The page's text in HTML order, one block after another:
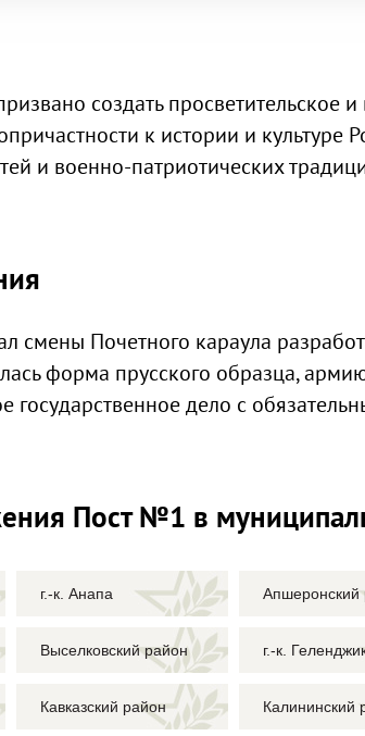
создать просветительское
к истории и
и военно-патриотических
смены Почетного караула
форма прусского образца,
государственное дело с
Пост №1 в
г.-к. Анапа Апшеронский
Выселковский район г.-к.
Кавказский район Калининский